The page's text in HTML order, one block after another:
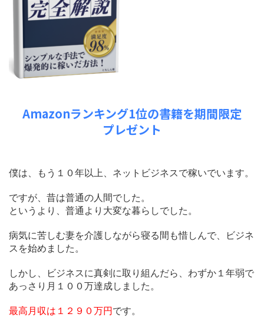
Amazonランキング1位の書籍を期間限定
プレゼント
僕は、もう１０年以上、ネットビジネスで稼いでいます。
ですが、昔は普通の人間でした。
というより、普通より大変な暮らしでした。
病気に苦しむ妻を介護しながら寝る間も惜しんで、ビジネ
スを始めました。
しかし、ビジネスに真剣に取り組んだら、わずか１年弱で
あっさり月１００万達成しました。
最高月収は１２９０万円です。